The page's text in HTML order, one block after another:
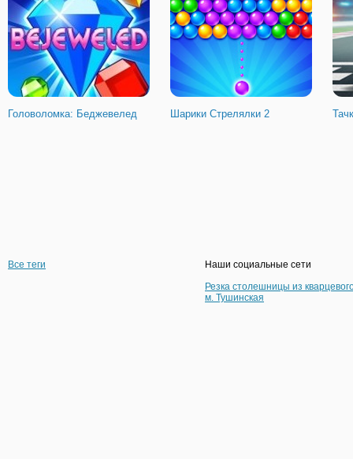
Головоломка: Беджевелед Шарики Стрелялки 2
Все теги
Наши социальные сети
Резка столешницы из
м. Тушинская